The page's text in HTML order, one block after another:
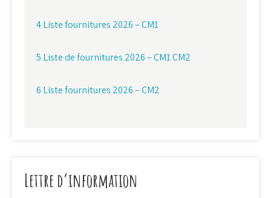
4 Liste fournitures 2026 – CM1
5 Liste de fournitures 2026 – CM1 CM2
6 Liste fournitures 2026 – CM2
Lettre d’information